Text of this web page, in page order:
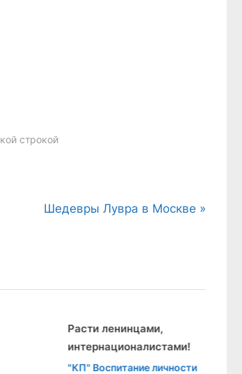
строкой
N
P
Шедевры Лувра в Москве
Расти ленинцами,
интернационалистами!
"КП" Воспитание личности